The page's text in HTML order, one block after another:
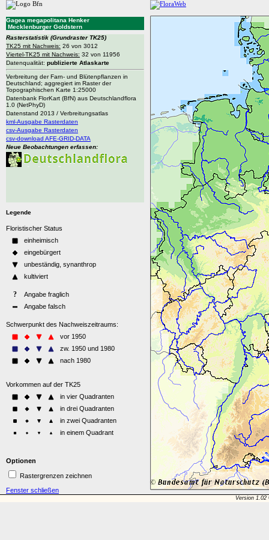
Gagea megapolitana Henker
Mecklenburger Goldstern
Rasterstatistik (Grundraster TK25)
TK25 mit Nachweis: 26 von 3012
Viertel-TK25 mit Nachweis: 32 von 11956
Datenqualität: publizierte Atlaskarte
Verbreitung der Farn- und Blütenpflanzen in
Deutschland; aggregiert im Raster der
Topographischen Karte 1:25000
Datenbank FlorKart (BfN) aus Deutschlandflora
1.0 (NetPhyD)
Datenstand 2013 / Verbreitungsatlas
kml-Ausgabe Rasterdaten
csv-Ausgabe Rasterdaten
csv-download AFE-GRID-DATA
Neue Beobachtungen erfassen:
Legende
Optionen
Rastergrenzen zeichnen
Fenster schließen
Version